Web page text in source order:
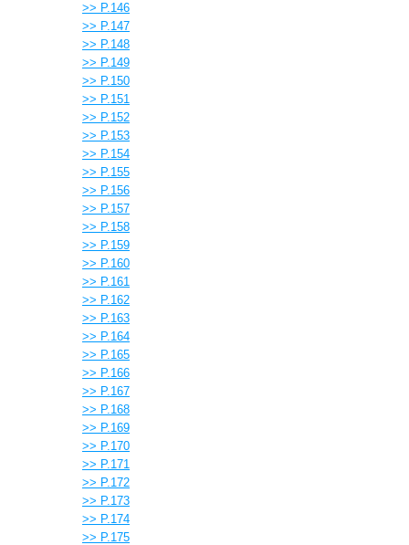
>> P.146
>> P.147
>> P.148
>> P.149
>> P.150
>> P.151
>> P.152
>> P.153
>> P.154
>> P.155
>> P.156
>> P.157
>> P.158
>> P.159
>> P.160
>> P.161
>> P.162
>> P.163
>> P.164
>> P.165
>> P.166
>> P.167
>> P.168
>> P.169
>> P.170
>> P.171
>> P.172
>> P.173
>> P.174
>> P.175